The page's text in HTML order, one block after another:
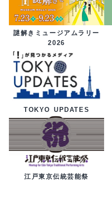
謎解きミュージアムラリー
2026
TOKYO UPDATES
江戸東京伝統芸能祭